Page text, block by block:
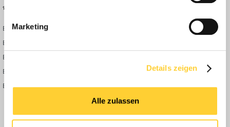
Marketing
Details zeigen
Alle zulassen
Bauforum24 News
Bauforum24 TV
BF24 Mediathek
BF24 Fotostrecken
Bauforum Shop
Neue Themen
Forenübersicht
Inside
Anleitungen